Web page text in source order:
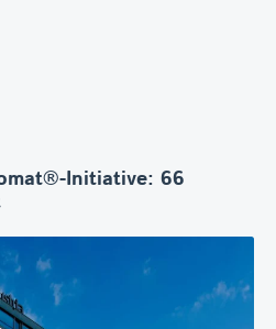
Initiative: 66